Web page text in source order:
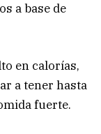
a base de
en calorías,
a tener hasta
fuerte.